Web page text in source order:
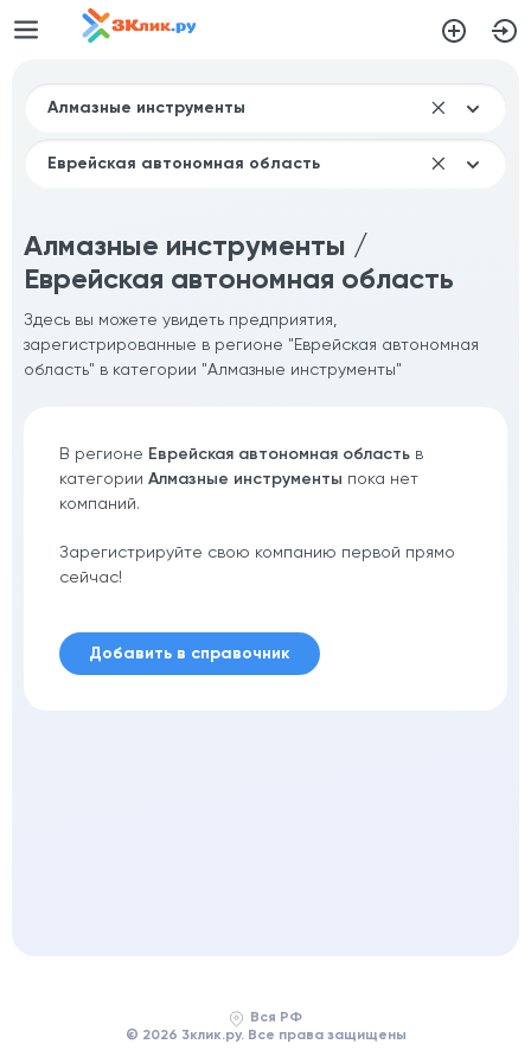
Алмазные инструменты /
Еврейская автономная область
Здесь вы можете увидеть предприятия,
зарегистрированные в регионе "Еврейская автономная
область" в категории "Алмазные инструменты"
В регионе Еврейская автономная область в
категории Алмазные инструменты пока нет
компаний.
Зарегистрируйте свою компанию первой прямо
сейчас!
Добавить в справочник
Вся РФ
© 2026 3клик.ру. Все права защищены